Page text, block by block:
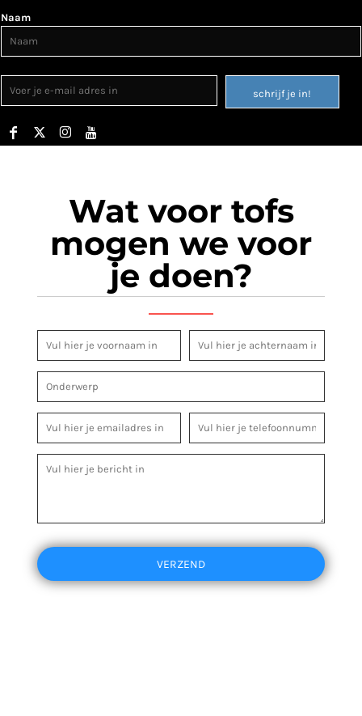
Naam
schrijf je in!
Wat voor tofs
mogen we voor
je doen?
VERZEND